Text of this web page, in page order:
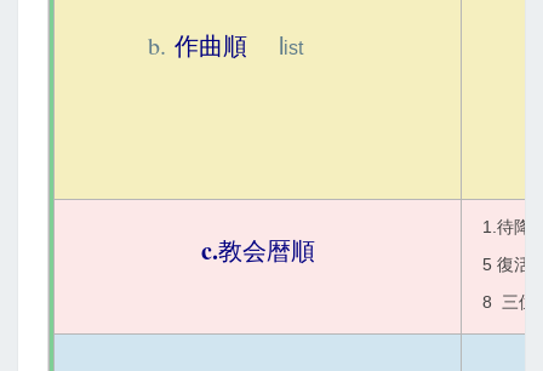
b.作曲順 ist
c.教会暦順
1.待降
5 復活
8 三位